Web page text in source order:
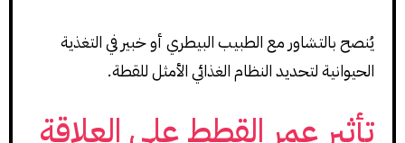
يُنصح بالتشاور مع الطبيب البيطري أو خبير في التغذية
الحيوانية لتحديد النظام الغذائي الأمثل للقطة.
تأثير عمر القطط على العلاقة